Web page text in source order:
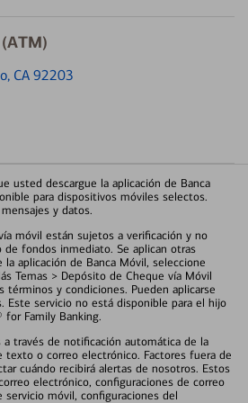
CA 92203
usted descargue la aplicación de Banca
para dispositivos móviles selectos.
y datos.
móvil están sujetos a verificación y no
fondos inmediato. Se aplican otras
aplicación de Banca Móvil, seleccione
Temas > Depósito de Cheque vía Móvil
términos y condiciones. Pueden aplicarse
Este servicio no está disponible para el hijo
for Family Banking.
a través de notificación automática de la
texto o correo electrónico. Factores fuera de
cuándo recibirá alertas de nosotros. Estos
electrónico, configuraciones de correo
móvil, configuraciones del